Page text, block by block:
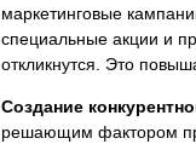
маркетинговые
специальные акции и
откликнутся. Это
Создание
решающим фактором